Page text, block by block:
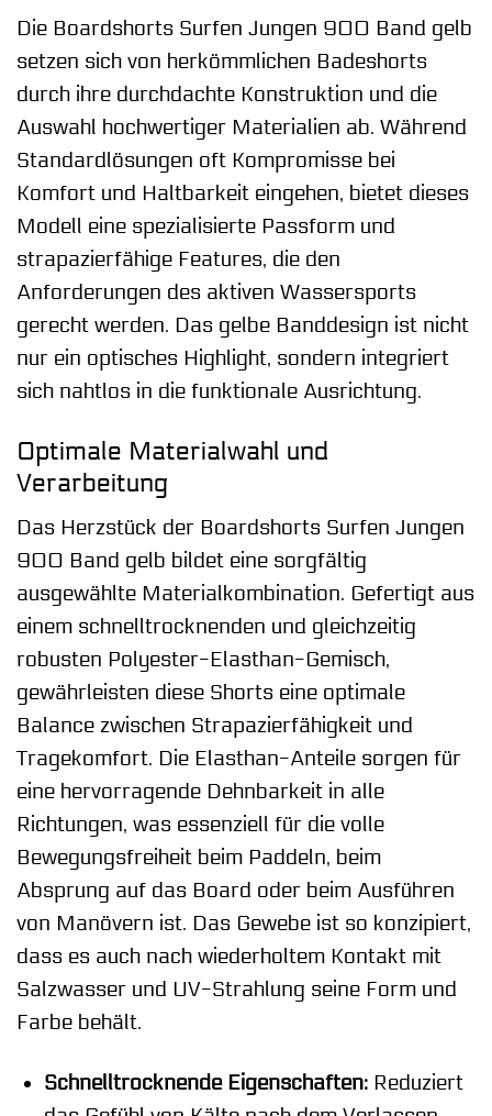
Die Boardshorts Surfen Jungen 900 Band gelb
setzen sich von herkömmlichen Badeshorts
durch ihre durchdachte Konstruktion und die
Auswahl hochwertiger Materialien ab. Während
Standardlösungen oft Kompromisse bei
Komfort und Haltbarkeit eingehen, bietet dieses
Modell eine spezialisierte Passform und
strapazierfähige Features, die den
Anforderungen des aktiven Wassersports
gerecht werden. Das gelbe Banddesign ist nicht
nur ein optisches Highlight, sondern integriert
sich nahtlos in die funktionale Ausrichtung.
Optimale Materialwahl und
Verarbeitung
Das Herzstück der Boardshorts Surfen Jungen
900 Band gelb bildet eine sorgfältig
ausgewählte Materialkombination. Gefertigt aus
einem schnelltrocknenden und gleichzeitig
robusten Polyester-Elasthan-Gemisch,
gewährleisten diese Shorts eine optimale
Balance zwischen Strapazierfähigkeit und
Tragekomfort. Die Elasthan-Anteile sorgen für
eine hervorragende Dehnbarkeit in alle
Richtungen, was essenziell für die volle
Bewegungsfreiheit beim Paddeln, beim
Absprung auf das Board oder beim Ausführen
von Manövern ist. Das Gewebe ist so konzipiert,
dass es auch nach wiederholtem Kontakt mit
Salzwasser und UV-Strahlung seine Form und
Farbe behält.
Schnelltrocknende Eigenschaften:Reduziert